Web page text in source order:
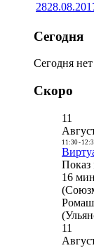
28
Сегодня
Сегодня
Скоро
11
11:30-
16
11